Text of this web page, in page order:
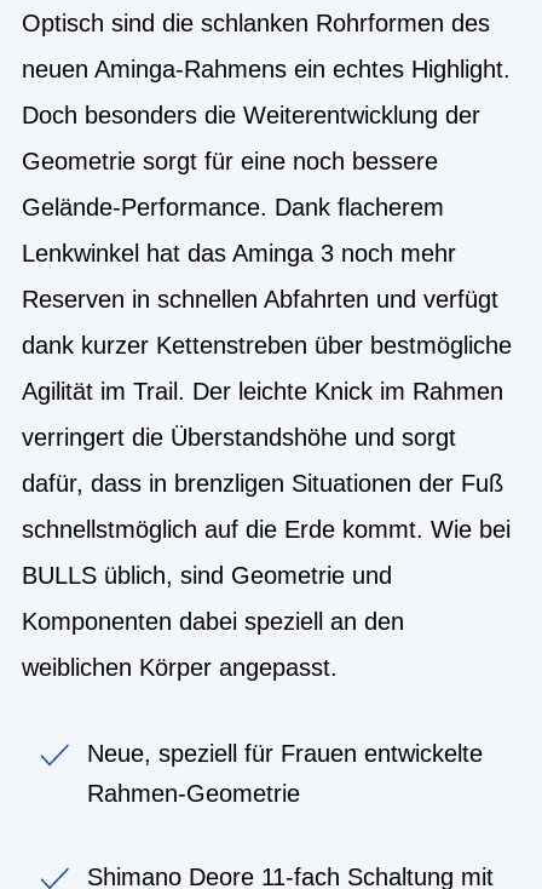
Optisch sind die schlanken Rohrformen des
neuen Aminga-Rahmens ein echtes Highlight.
Doch besonders die Weiterentwicklung der
Geometrie sorgt für eine noch bessere
Gelände-Performance. Dank flacherem
Lenkwinkel hat das Aminga 3 noch mehr
Reserven in schnellen Abfahrten und verfügt
dank kurzer Kettenstreben über bestmögliche
Agilität im Trail. Der leichte Knick im Rahmen
verringert die Überstandshöhe und sorgt
dafür, dass in brenzligen Situationen der Fuß
schnellstmöglich auf die Erde kommt. Wie bei
BULLS üblich, sind Geometrie und
Komponenten dabei speziell an den
weiblichen Körper angepasst.
Neue, speziell für Frauen entwickelte
Rahmen-Geometrie
Shimano Deore 11-fach Schaltung mit